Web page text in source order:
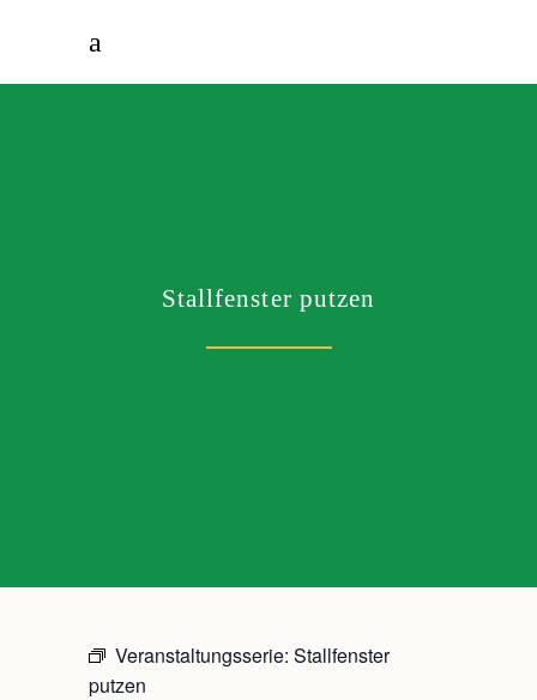
Stallfenster putzen
Veranstaltungsserie: Stallfenster
putzen